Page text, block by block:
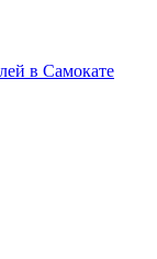
в Самокате